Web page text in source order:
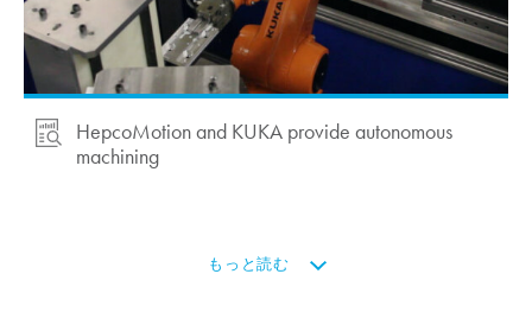
HepcoMotionand KUKA provide autonomous
machining
もっと読む